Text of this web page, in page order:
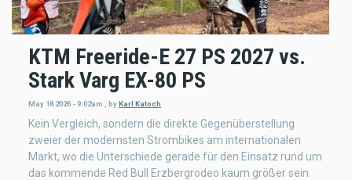
KTM Freeride-E 27 PS 2027 vs.
Stark Varg EX-80 PS
May 18 2026 - 9:02am byKarl Katoch
Kein Vergleich, sondern die direkte Gegenüberstellung
zweier der modernsten Strombikes am internationalen
Markt, wo die Unterschiede gerade für den Einsatz rund um
das kommende Red Bull Erzbergrodeo kaum größer sein